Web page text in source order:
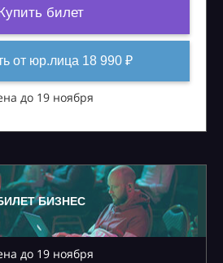
Купить билет
от юр.лица 18 990 ₽
до 19 ноября
БИЗНЕС
до 19 ноября